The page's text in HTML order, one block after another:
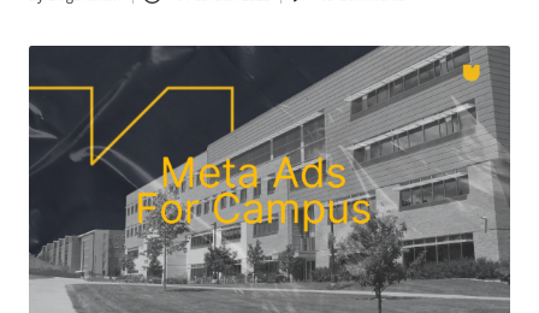
n
c
e
M
a
g
z
Posted